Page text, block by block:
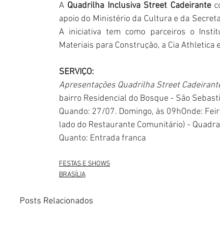
A Quadrilha Inclusiva Street Cadeirante
apoio do Ministério da Cultura e da
A iniciativa tem como parceiros o
Materiais para Construção, a Cia Athletica
SERVIÇO:
Apresentações Quadrilha Street
bairro Residencial do Bosque - São
Quando: 27/07. Domingo, às 09hOnde:
lado do Restaurante Comunitário) -
Quanto: Entrada franca
FESTAS E SHOWS
BRASÍLIA
Posts Relacionados